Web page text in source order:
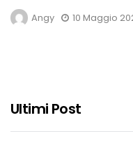
Angy 10 Maggio
Ultimi Post